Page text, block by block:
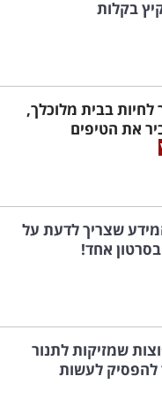
בקלות
בבית מלוכלך,
את הטיפים
שצריך לדעת על
אחד!
שמזיקות לתנור
להפסיק לעשות